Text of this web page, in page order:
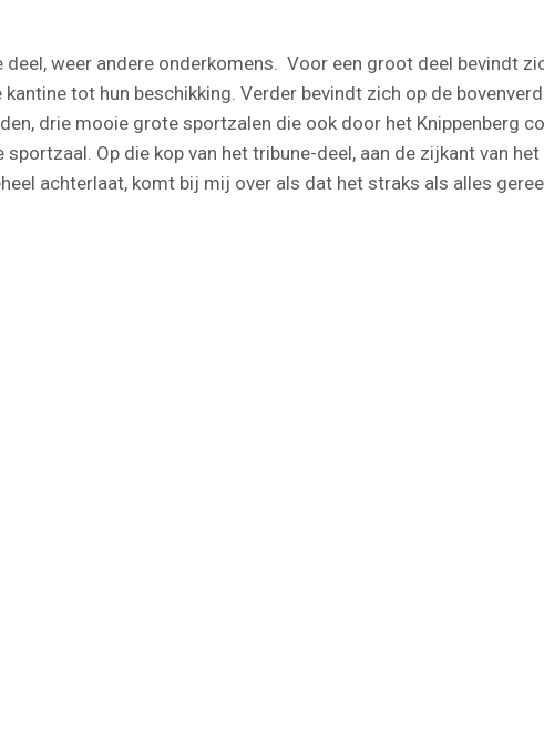
weer andere onderkomens. Voor een groot deel bevindt
tot hun beschikking. Verder bevindt zich op de
drie mooie grote sportzalen die ook door het Knippenberg
Op die kop van het tribune-deel, aan de zijkant van
achterlaat, komt bij mij over als dat het straks als alles